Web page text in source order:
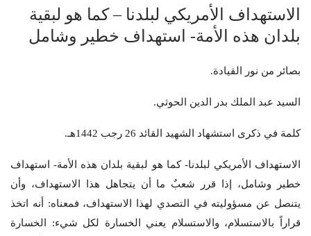
الاستهداف الأمريكي لبلدنا – كما هو لبقية
بلدان هذه الأمة- استهداف خطير وشامل
بصائر من نور القيادة.
السيد عبد الملك بدر الدين الحوثي.
كلمة في ذكرى استشهاد الشهيد القائد 26 رجب 1442هـ.
الاستهداف الأمريكي لبلدنا- كما هو لبقية بلدان هذه الأمة- استهداف
خطير وشامل، إذا قرر شعبٌ ما أن يتجاهل هذا الاستهداف، وأن
يتنصل عن مسؤوليته في التصدي لهذا الاستهداف، فمعناه: أنه اتخذ
قراراً بالاستسلام، والاستسلام يعني الخسارة لكل شيء: الخسارة